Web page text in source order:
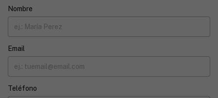
Nombre
Email
Teléfono